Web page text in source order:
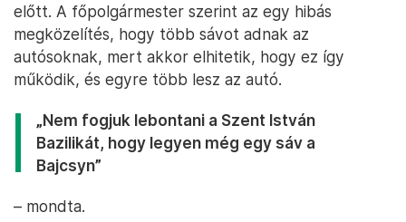
előtt. A főpolgármester szerint az egy hibás
megközelítés, hogy több sávot adnak az
autósoknak, mert akkor elhitetik, hogy ez így
működik, és egyre több lesz az autó.
„Nem fogjuk lebontani a Szent István
Bazilikát, hogy legyen még egy sáv a
Bajcsyn”
– mondta.